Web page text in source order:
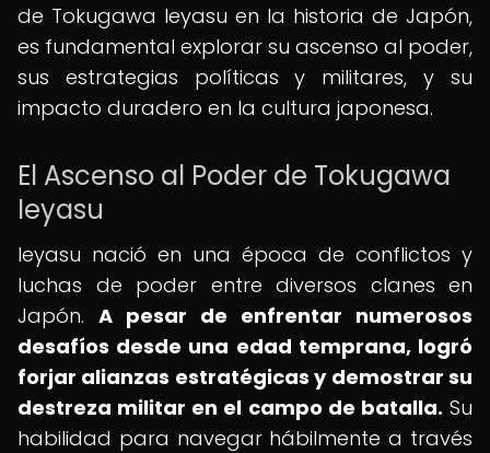
de Tokugawa Ieyasu en la historia de Japón,
es fundamental explorar su ascenso al poder,
sus estrategias políticas y militares, y su
impacto duradero en la cultura japonesa.
El Ascenso al Poder de Tokugawa
Ieyasu
Ieyasu nació en una época de conflictos y
luchas de poder entre diversos clanes en
Japón. A pesar de enfrentar numerosos
desafíos desde una edad temprana, logró
forjar alianzas estratégicas y demostrar su
destreza militar en el campo de batalla. Su
habilidad para navegar hábilmente a través